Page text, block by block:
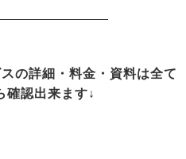
の詳細・料金・資料は全て
確認出来ます↓